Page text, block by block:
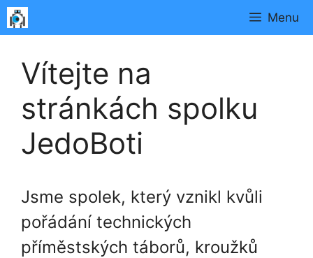
Přeskočit
na
Menu
Vítejte na
stránkách spolku
JedoBoti
Jsme spolek, který vznikl kvůli
pořádání technických
příměstských táborů, kroužků